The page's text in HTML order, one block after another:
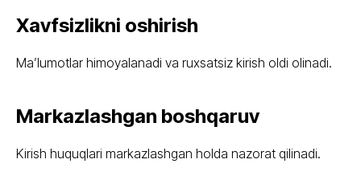
Xavfsizlikni oshirish
Ma’lumotlar himoyalanadi va ruxsatsiz kirish oldi olinadi.
Markazlashgan boshqaruv
Kirish huquqlari markazlashgan holda nazorat qilinadi.